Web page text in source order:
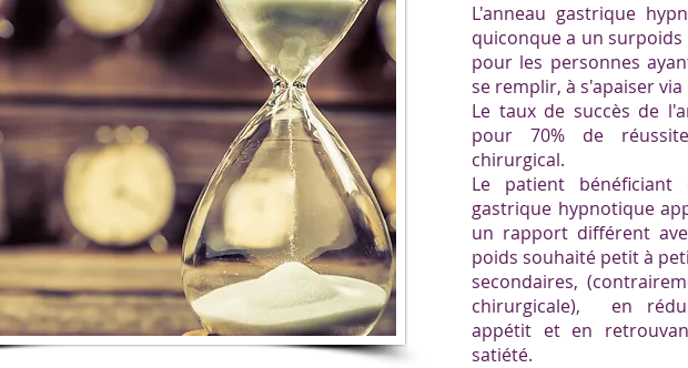
L'anneau gastrique
quiconque a un
pour les personnes
se remplir, à s'apaiser
Le taux de succès de
pour 70% de
chirurgical.
Le patient
gastrique hypnotique
un rapport différent
poids souhaité petit à
secondaires,
chirurgicale), en
appétit et en
satiété.